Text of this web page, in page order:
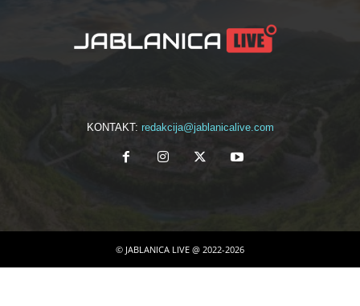
KONTAKT: redakcija@jablanicalive.com
© JABLANICA LIVE @ 2022-2026